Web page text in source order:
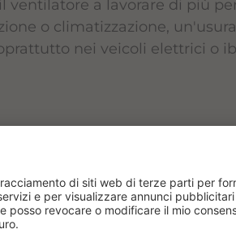
a lavorare di più
o climatizzazione,
nei veicoli elettrici o
lo sviluppo di batteri e
può persino portare ad un